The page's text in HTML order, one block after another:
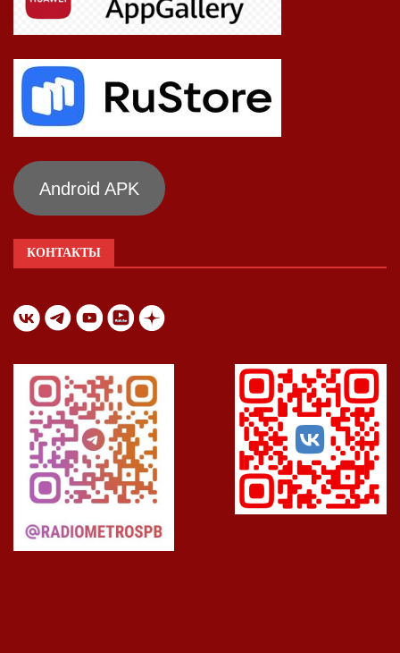
Android APK
КОНТАКТЫ